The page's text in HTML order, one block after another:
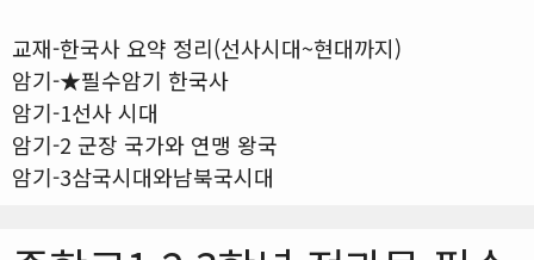
교재-한국사 요약 정리(선사시대~현대까지)
암기-★필수암기 한국사
암기-1선사 시대
암기-2 군장 국가와 연맹 왕국
암기-3삼국시대와남북국시대